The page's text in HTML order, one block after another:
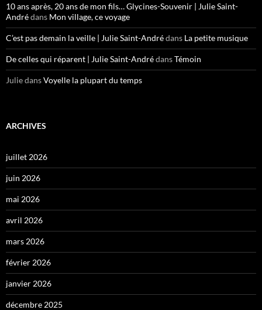
10 ans après, 20 ans de mon fils… Glycines-Souvenir | Julie Saint-
Andrédans Mon village, ce voyage
C’est pas demain la veille | Julie Saint-Andrédans La petite musique
De celles qui réparent | Julie Saint-AndrédansTémoin
JuliedansVoyelle la plupart du temps
ARCHIVES
juillet 2026
juin 2026
mai 2026
avril 2026
mars 2026
février 2026
janvier 2026
décembre 2025